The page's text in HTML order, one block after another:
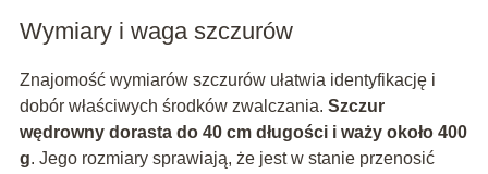
Wymiary i waga szczurów
Znajomość wymiarów szczurów ułatwia identyfikację i
dobór właściwych środków zwalczania. Szczur
wędrowny dorasta do 40 cm długości i waży około 400
g. Jego rozmiary sprawiają, że jest w stanie przenosić